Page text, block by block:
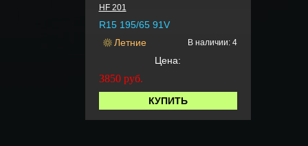
HF 201
R15 195/65 91V
Летние
В наличии: 4
Цена:
3850 руб.
КУПИТЬ